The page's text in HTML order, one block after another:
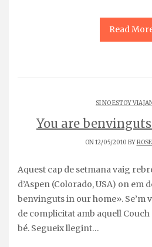
Read
SI NO ESTOY
You are
ON 12/05/2010 BY
Aquest cap de setmana vaig rebre un correu des
d’Aspen (Colorado, USA) on em
benvinguts in our home». Se’m
de complicitat amb aquell
bé. Segueix llegint…